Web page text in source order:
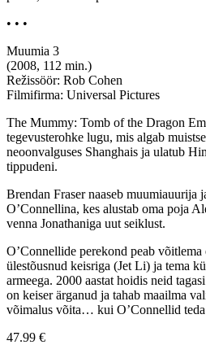
• • •
Muumia 3
(2008, 112 min.)
Režissöör: Rob Cohen
Filmifirma: Universal Pictures
The Mummy: Tomb of the Dragon
tegevusterohke lugu, mis algab
neoonvalguses Shanghais ja ulatub
tippudeni.
Brendan Fraser naaseb muumiauurija
O’Connellina, kes alustab oma poja
venna Jonathaniga uut seiklust.
O’Connellide perekond peab võitlema
ülestõusnud keisriga (Jet Li) ja tema
armeega. 2000 aastat hoidis neid
on keiser ärganud ja tahab maailma
võimalus võita… kui O’Connellid teda
47.99 €